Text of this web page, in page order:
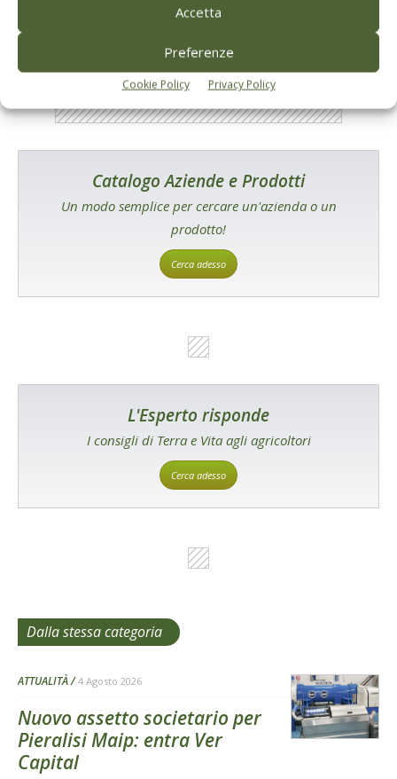
Accetta
Preferenze
Cookie Policy Privacy Policy
Tecniche, prodotti e servizi dalle aziende
Catalogo Aziende e Prodotti
Un modo semplice per cercare un'azienda o un
prodotto!
Cerca adesso
L'Esperto risponde
I consigli di Terra e Vita agli agricoltori
Cerca adesso
Dalla stessa categoria
ATTUALITÀ 4 Agosto 2026
Nuovo assetto societario per
Pieralisi Maip: entra Ver
Capital